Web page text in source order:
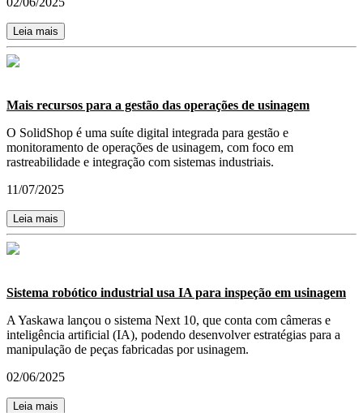
Leia mais
Mais recursos para a gestão das operações de usinagem
O SolidShop é uma suíte digital integrada para gestão e
monitoramento de operações de usinagem, com foco em
rastreabilidade e integração com sistemas industriais.
11/07/2025
Leia mais
Sistema robótico industrial usa IA para inspeção em usinagem
A Yaskawa lançou o sistema Next 10, que conta com câmeras e
inteligência artificial (IA), podendo desenvolver estratégias para a
manipulação de peças fabricadas por usinagem.
02/06/2025
Leia mais